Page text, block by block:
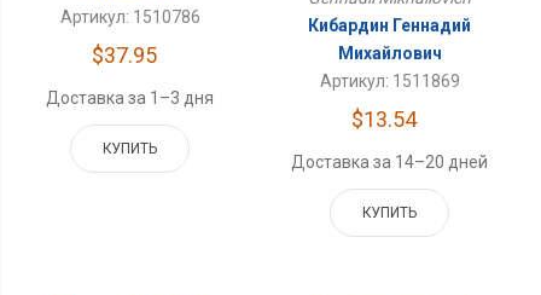
Артикул: 1510786
$37.95
Доставка за 1–3 дня
КУПИТЬ
Кибардин Геннадий
Михайлович
Артикул: 1511869
$13.54
Доставка за 14–20 дней
КУПИТЬ